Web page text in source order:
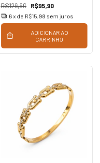
R$129,90 R$95,90
6 x de R$15,98 sem juros
ADICIONAR AO
CARRINHO